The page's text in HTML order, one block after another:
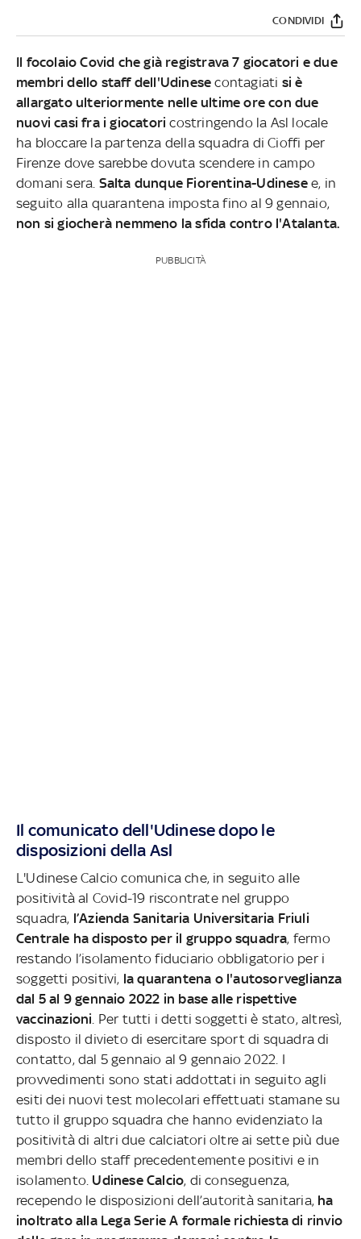
CONDIVIDI
Il focolaio Covid che già registrava 7 giocatori e due
membri dello staff dell'Udinese contagiati si è
allargato ulteriormente nelle ultime ore con due
nuovi casi fra i giocatoricostringendo la Asl locale
ha bloccare la partenza della squadra di Cioffi per
Firenze dove sarebbe dovuta scendere in campo
domani sera. Salta dunque Fiorentina-Udinesee, in
seguito alla quarantena imposta fino al 9 gennaio,
non si giocherà nemmeno la sfida contro l'Atalanta.
PUBBLICITÀ
Il comunicato dell'Udinese dopo le
disposizioni della Asl
L'Udinese Calcio comunica che, in seguito alle
positività al Covid-19 riscontrate nel gruppo
squadra, l’Azienda Sanitaria Universitaria Friuli
Centrale ha disposto per il gruppo squadra, fermo
restando l’isolamento fiduciario obbligatorio per i
soggetti positivi, la quarantena o l'autosorveglianza
dal 5 al 9 gennaio 2022 in base alle rispettive
vaccinazioni . Per tutti i detti soggetti è stato, altresì,
disposto il divieto di esercitare sport di squadra di
contatto, dal 5 gennaio al 9 gennaio 2022. I
provvedimenti sono stati addottati in seguito agli
esiti dei nuovi test molecolari effettuati stamane su
tutto il gruppo squadra che hanno evidenziato la
positività di altri due calciatori oltre ai sette più due
membri dello staff precedentemente positivi e in
isolamento. Udinese Calcio, di conseguenza,
recependo le disposizioni dell’autorità sanitaria, ha
inoltrato alla Lega Serie A formale richiesta di rinvio